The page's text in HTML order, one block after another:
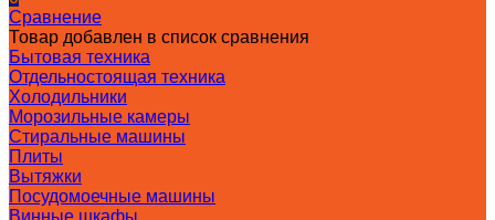
Сравнение
Товар добавлен в список сравнения
Бытовая техника
Отдельностоящая техника
Холодильники
Морозильные камеры
Стиральные машины
Плиты
Вытяжки
Посудомоечные машины
Винные шкафы